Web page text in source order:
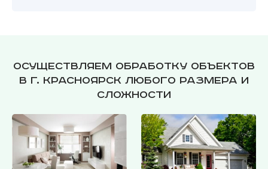
Осуществляем обработку объектов
в г. Красноярск любого размера и
сложности